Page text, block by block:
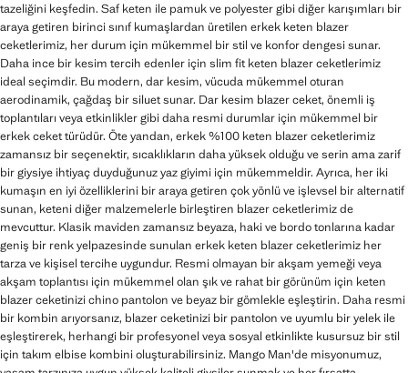
tazeliğini keşfedin. Saf keten ile pamuk ve polyester gibi diğer karışımları bir
araya getiren birinci sınıf kumaşlardan üretilen erkek keten blazer
ceketlerimiz, her durum için mükemmel bir stil ve konfor dengesi sunar.
Daha ince bir kesim tercih edenler için slim fit keten blazer ceketlerimiz
ideal seçimdir. Bu modern, dar kesim, vücuda mükemmel oturan
aerodinamik, çağdaş bir siluet sunar. Dar kesim blazer ceket, önemli iş
toplantıları veya etkinlikler gibi daha resmi durumlar için mükemmel bir
erkek ceket türüdür. Öte yandan, erkek %100 keten blazer ceketlerimiz
zamansız bir seçenektir, sıcaklıkların daha yüksek olduğu ve serin ama zarif
bir giysiye ihtiyaç duyduğunuz yaz giyimi için mükemmeldir. Ayrıca, her iki
kumaşın en iyi özelliklerini bir araya getiren çok yönlü ve işlevsel bir alternatif
sunan, keteni diğer malzemelerle birleştiren blazer ceketlerimiz de
mevcuttur. Klasik maviden zamansız beyaza, haki ve bordo tonlarına kadar
geniş bir renk yelpazesinde sunulan erkek keten blazer ceketlerimiz her
tarza ve kişisel tercihe uygundur. Resmi olmayan bir akşam yemeği veya
akşam toplantısı için mükemmel olan şık ve rahat bir görünüm için keten
blazer ceketinizi chino pantolon ve beyaz bir gömlekle eşleştirin. Daha resmi
bir kombin arıyorsanız, blazer ceketinizi bir pantolon ve uyumlu bir yelek ile
eşleştirerek, herhangi bir profesyonel veya sosyal etkinlikte kusursuz bir stil
için takım elbise kombini oluşturabilirsiniz. Mango Man'de misyonumuz,